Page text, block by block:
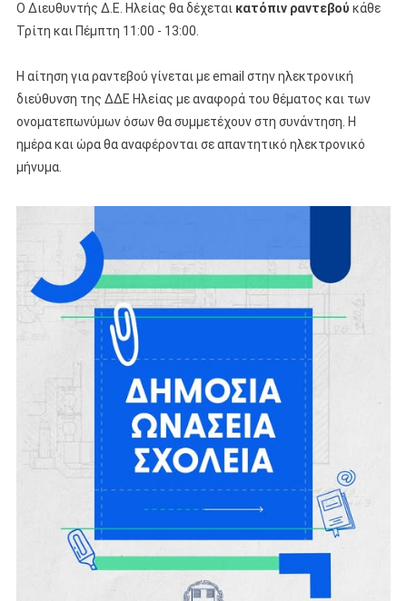
Ο Διευθυντής Δ.Ε. Ηλείας θα δέχεται κατόπιν ραντεβού κάθε
Τρίτη και Πέμπτη 11:00 - 13:00.
Η αίτηση για ραντεβού γίνεται με email στην ηλεκτρονική
διεύθυνση της ΔΔΕ Ηλείας με αναφορά του θέματος και των
ονοματεπωνύμων όσων θα συμμετέχουν στη συνάντηση. Η
ημέρα και ώρα θα αναφέρονται σε απαντητικό ηλεκτρονικό
μήνυμα.